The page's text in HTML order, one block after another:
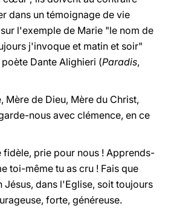
dans un témoignage de vie
l'exemple de Marie "le nom de
j'invoque et matin et soir"
Dante Alighieri (Paradis,
Mère de Dieu, Mère du Christ,
nous avec clémence, en ce
fidèle, prie pour nous ! Apprends-
toi-même tu as cru ! Fais que
Jésus, dans l'Eglise, soit toujours
forte, généreuse.